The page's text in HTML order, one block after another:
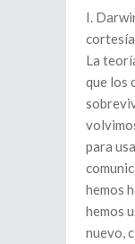
I.
La
que los
para
hemos
hemos
nuevo,